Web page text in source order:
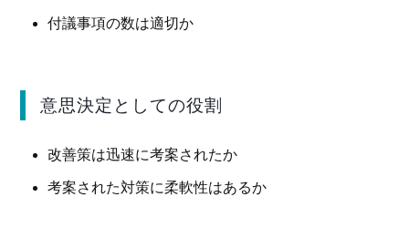
付議事項の数は適切か
意思決定としての役割
改善策は迅速に考案されたか
考案された対策に柔軟性はあるか